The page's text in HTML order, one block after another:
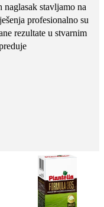
stavljamo na
profesionalno su
rezultate u stvarnim